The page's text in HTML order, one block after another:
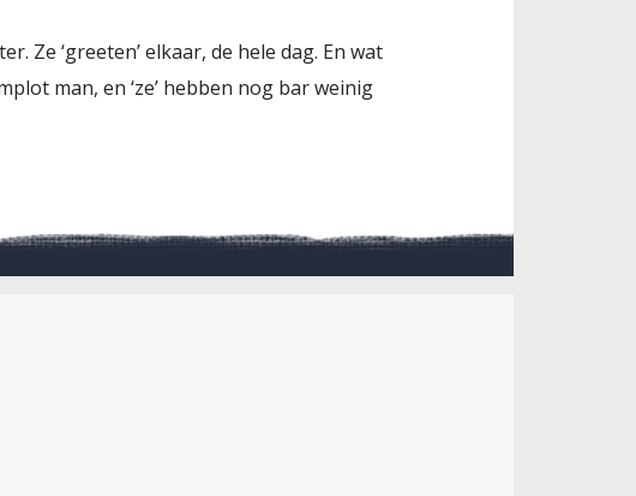
Ze ‘greeten’ elkaar, de hele dag. En wat
man, en ‘ze’ hebben nog bar weinig